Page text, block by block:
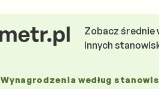
Zobacz średnie
innych
Wynagrodzenia według